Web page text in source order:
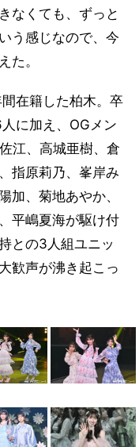
なくても、ずっと
う感じなので、今
た。
在籍した柏木。卒
に加え、OGメン
江、高城亜樹、倉
指原莉乃、峯岸み
加、菊地あやか、
平嶋夏海が駆け付
との3人組ユニッ
歓声が沸き起こっ